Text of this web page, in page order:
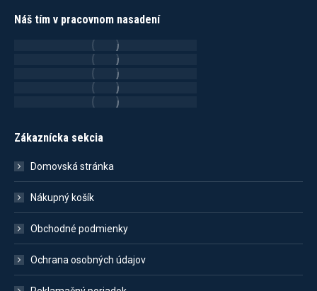
Náš tím v pracovnom nasadení
Zákaznícka sekcia
Domovská stránka
Nákupný košík
Obchodné podmienky
Ochrana osobných údajov